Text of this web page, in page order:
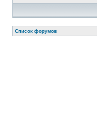
Список форумов